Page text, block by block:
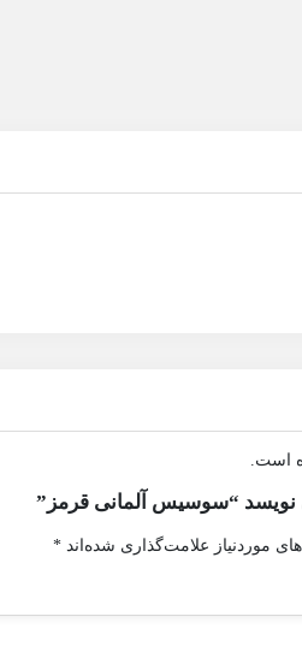
است.
نویسد “سوسیس آلمانی قرمز”
موردنیاز علامت‌گذاری شده‌اند *